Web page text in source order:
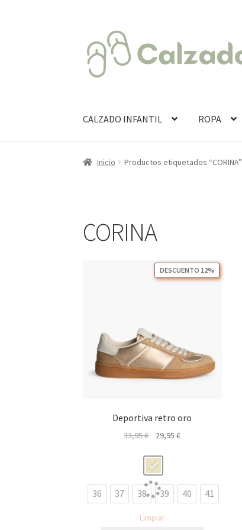
a
la
navegación
al
contenido
CALZADO INFANTIL ROPA
Inicio Productos etiquetados “CORINA”
CORINA
Deportiva retro oro
DESCUENTO 12%
33,95€
original
era:
33,95 €.
29,95€El
29,95 €.
36 37 38 39 40 41
Limpiar